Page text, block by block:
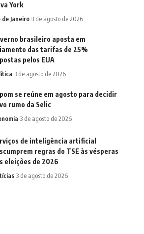
York
de Janeiro 3 de agosto de 2026
brasileiro aposta em
das tarifas de 25%
pelos EUA
3 de agosto de 2026
se reúne em agosto para decidir
rumo da Selic
3 de agosto de 2026
de inteligência artificial
regras do TSE às vésperas
eleições de 2026
3 de agosto de 2026